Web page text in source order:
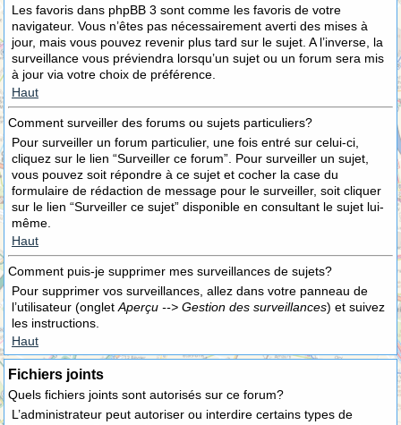
Les favoris dans phpBB 3 sont comme les favoris de votre
navigateur. Vous n’êtes pas nécessairement averti des mises à
jour, mais vous pouvez revenir plus tard sur le sujet. A l’inverse, la
surveillance vous préviendra lorsqu’un sujet ou un forum sera mis
à jour via votre choix de préférence.
Haut
Comment surveiller des forums ou sujets particuliers?
Pour surveiller un forum particulier, une fois entré sur celui-ci,
cliquez sur le lien “Surveiller ce forum”. Pour surveiller un sujet,
vous pouvez soit répondre à ce sujet et cocher la case du
formulaire de rédaction de message pour le surveiller, soit cliquer
sur le lien “Surveiller ce sujet” disponible en consultant le sujet lui-
même.
Haut
Comment puis-je supprimer mes surveillances de sujets?
Pour supprimer vos surveillances, allez dans votre panneau de
l’utilisateur (onglet Aperçu --> Gestion des surveillances) et suivez
les instructions.
Haut
Fichiers joints
Quels fichiers joints sont autorisés sur ce forum?
L’administrateur peut autoriser ou interdire certains types de